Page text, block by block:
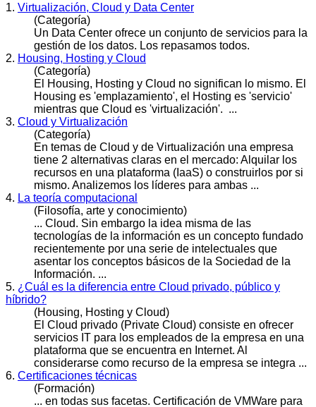
1. Virtualización, Cloud y Data Center
(Categoría)
Un Data Center ofrece un conjunto de servicios para la
gestión de los datos. Los repasamos todos.
2. Housing, Hosting y Cloud
(Categoría)
El Housing, Hosting y Cloud no significan lo mismo. El
Housing es 'emplazamiento', el Hosting es 'servicio'
mientras que Cloud es 'virtualización'. ...
3. Cloud y Virtualización
(Categoría)
En temas de Cloud y de Virtualización una empresa
tiene 2 alternativas claras en el mercado: Alquilar los
recursos en una plataforma (IaaS) o construirlos por si
mismo. Analizemos los líderes para ambas ...
4. La teoría computacional
(Filosofía, arte y conocimiento)
... Cloud. Sin embargo la idea misma de las
tecnologías de la información es un concepto fundado
recientemente por una serie de intelectuales que
asentar los conceptos básicos de la Sociedad de la
Información. ...
5. ¿Cuál es la diferencia entre Cloud privado, público y
híbrido?
(Housing, Hosting y Cloud)
El Cloud privado (Private Cloud) consiste en ofrecer
servicios IT para los empleados de la empresa en una
plataforma que se encuentra en Internet. Al
considerarse como recurso de la empresa se integra ...
6. Certificaciones técnicas
(Formación)
... en todas sus facetas. Certificación de VMWare para